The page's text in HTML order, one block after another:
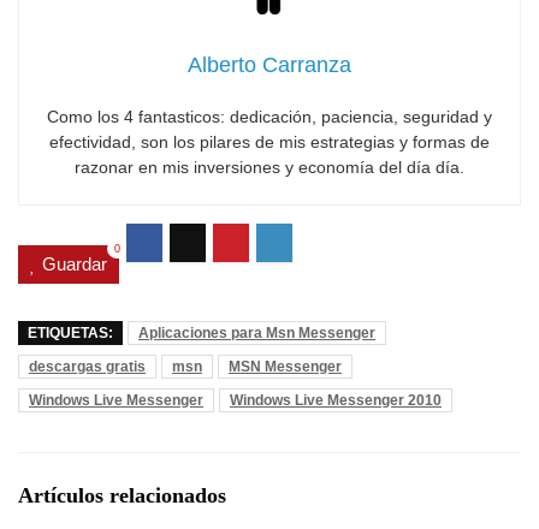
Alberto Carranza
Como los 4 fantasticos: dedicación, paciencia, seguridad y
efectividad, son los pilares de mis estrategias y formas de
razonar en mis inversiones y economía del día día.
Guardar
0
ETIQUETAS:
Aplicaciones para Msn Messenger
descargas gratis
msn
MSN Messenger
Windows Live Messenger
Windows Live Messenger 2010
Artículos relacionados